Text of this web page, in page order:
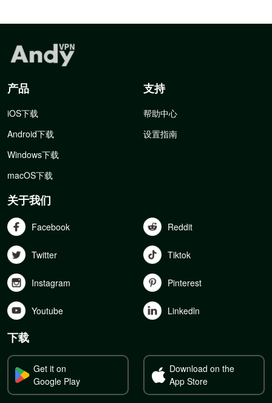
产品
iOS下载
Android下载
Windows下载
macOS下载
支持
帮助中心
设置指南
关于我们
Facebook Reddit
Twitter Tiktok
Instagram Pinterest
Youtube Linkedln
下载
Get it on
Google Play
Download on the
App Store